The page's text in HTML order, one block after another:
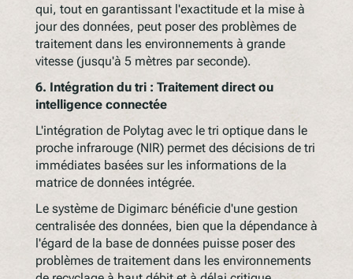
qui, tout en garantissant l'exactitude et la mise à
jour des données, peut poser des problèmes de
traitement dans les environnements à grande
vitesse (jusqu'à 5 mètres par seconde).
6. Intégration du tri : Traitement direct ou
intelligence connectée
L'intégration de Polytag avec le tri optique dans le
proche infrarouge (NIR) permet des décisions de tri
immédiates basées sur les informations de la
matrice de données intégrée.
Le système de Digimarc bénéficie d'une gestion
centralisée des données, bien que la dépendance à
l'égard de la base de données puisse poser des
problèmes de traitement dans les environnements